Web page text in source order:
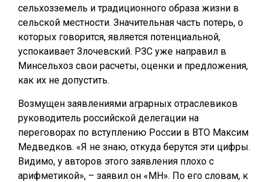
сельхозземель и традиционного образа жизни в
сельской местности. Значительная часть потерь, о
которых говорится, является потенциальной,
успокаивает Злочевский. РЗС уже направил в
Минсельхоз свои расчеты, оценки и предложения,
как их не допустить.
Возмущен заявлениями аграрных отраслевиков
руководитель российской делегации на
переговорах по вступлению России в ВТО Максим
Медведков. «Я не знаю, откуда берутся эти цифры.
Видимо, у авторов этого заявления плохо с
арифметикой», – заявил он «МН». По его словам, к